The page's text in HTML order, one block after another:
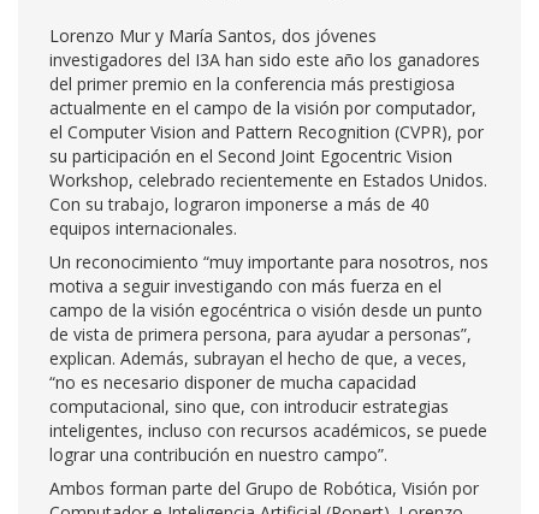
Lorenzo Mur y María Santos, dos jóvenes
investigadores del I3A han sido este año los ganadores
del primer premio en la conferencia más prestigiosa
actualmente en el campo de la visión por computador,
el Computer Vision and Pattern Recognition (CVPR), por
su participación en el Second Joint Egocentric Vision
Workshop, celebrado recientemente en Estados Unidos.
Con su trabajo, lograron imponerse a más de 40
equipos internacionales.
Un reconocimiento “muy importante para nosotros, nos
motiva a seguir investigando con más fuerza en el
campo de la visión egocéntrica o visión desde un punto
de vista de primera persona, para ayudar a personas”,
explican. Además, subrayan el hecho de que, a veces,
“no es necesario disponer de mucha capacidad
computacional, sino que, con introducir estrategias
inteligentes, incluso con recursos académicos, se puede
lograr una contribución en nuestro campo”.
Ambos forman parte del Grupo de Robótica, Visión por